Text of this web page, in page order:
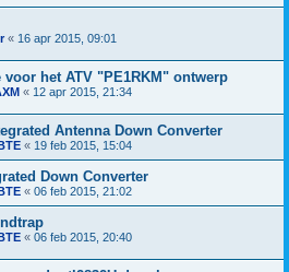
« 16 apr 2015, 09:01
voor het ATV "PE1RKM" ontwerp
« 12 apr 2015, 21:34
Antenna Down Converter
« 19 feb 2015, 15:04
Down Converter
« 06 feb 2015, 21:02
« 06 feb 2015, 20:40